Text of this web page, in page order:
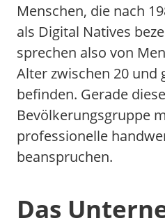
Menschen, die nach
als Digital Natives
sprechen also von
Alter zwischen 20 und
befinden. Gerade diese
Bevölkerungsgruppe
professionelle
beanspruchen.
Das